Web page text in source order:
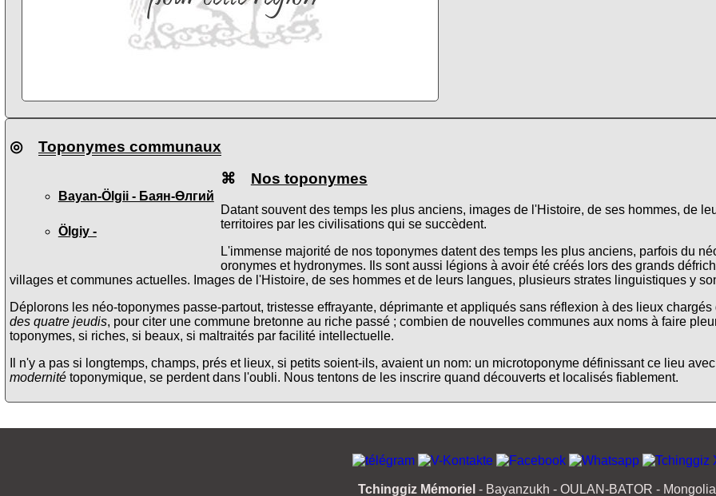
◎ Toponymes communaux
Bayan-Ölgii - Баян-Өлгий
Ölgiy -
⌘ Nos toponymes
Datant souvent des temps les plus anciens, images de l'Histoire, de ses hommes, de
territoires par les civilisations qui se succèdent.
L'immense majorité de nos toponymes datent des temps les plus anciens, parfois du
oronymes et hydronymes. Ils sont aussi légions à avoir été créés lors des grands
villages et communes actuelles. Images de l'Histoire, de ses hommes et de leurs langues, plusieurs strates linguistiques y
Déplorons les néo-toponymes passe-partout, tristesse effrayante, déprimante et appliqués sans réflexion à des lieux
des quatre jeudis, pour citer une commune bretonne au riche passé ; combien de nouvelles communes aux noms à faire
toponymes, si riches, si beaux, si maltraités par facilité intellectuelle.
Il n'y a pas si longtemps, champs, prés et lieux, si petits soient-ils, avaient un nom: un microtoponyme définissant ce lieu
modernité toponymique, se perdent dans l'oubli. Nous tentons de les inscrire quand découverts et localisés fiablement.
Tchinggiz Mémoriel - Bayanzukh - OULAN-BATOR - Mongolia